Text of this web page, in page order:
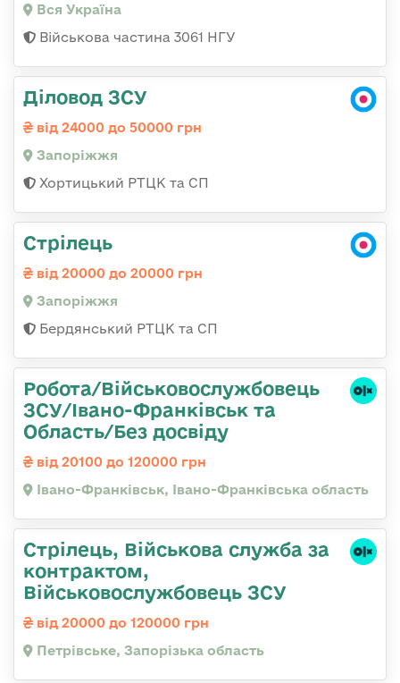
Вся Україна
Військова частина 3061 НГУ
Діловод ЗСУ
від 24000 до 50000 грн
Запоріжжя
Хортицький РТЦК та СП
Стрілець
від 20000 до 20000 грн
Запоріжжя
Бердянський РТЦК та СП
Робота/Військовослужбовець
ЗСУ/Івано-Франківськ та
Область/Без досвіду
від 20100 до 120000 грн
Івано-Франківськ, Івано-Франківська область
Стрілець, Військова служба за
контрактом,
Військовослужбовець ЗСУ
від 20000 до 120000 грн
Петрівське, Запорізька область